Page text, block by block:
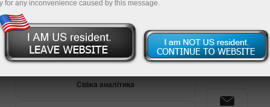
Преміум-аналітика
Свіжа аналітика
for any inconvenience caused by this message.